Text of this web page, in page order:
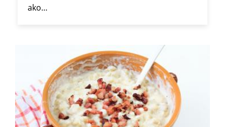
ako…